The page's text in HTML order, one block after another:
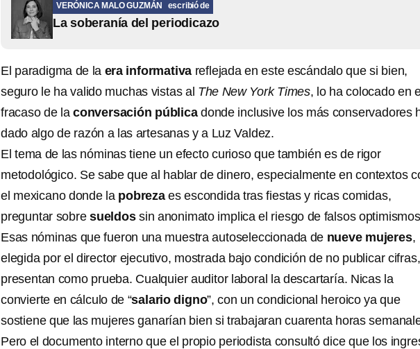
VERÓNICA MALO GUZMÁN escribió de
La soberanía del periodicazo
El paradigma de la era informativa reflejada en este escándalo que si bien,
seguro le ha valido muchas vistas al The New York Times, lo ha colocado en
fracaso de laconversación públicadonde inclusive los más conservadores
dado algo de razón a las artesanas y a Luz Valdez.
El tema de las nóminas tiene un efecto curioso que también es de rigor
metodológico. Se sabe que al hablar de dinero, especialmente en contextos
el mexicano donde la pobrezaes escondida tras fiestas y ricas comidas,
preguntar sobresueldossin anonimato implica el riesgo de falsos
Esas nóminas que fueron una muestra autoseleccionada de nueve mujeres,
elegida por el director ejecutivo, mostrada bajo condición de no publicar
presentan como prueba. Cualquier auditor laboral la descartaría. Nicas la
convierte en cálculo de “salario digno”, con un condicional heroico ya que
sostiene que las mujeres ganarían bien si trabajaran cuarenta horas
Pero el documento interno que el propio periodista consultó dice que los